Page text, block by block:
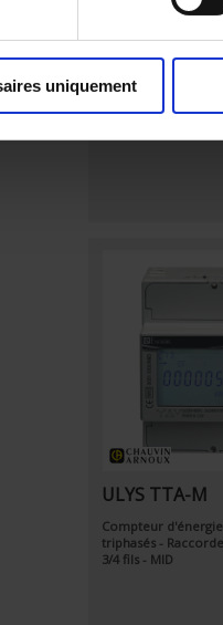
uniquement
ULYSFLEX
Compteur
Rogowski, Modbus
Triphasé 3 ou 4
ULYS TTA-M
Compteur
triphasés -
3/4 fils - MID